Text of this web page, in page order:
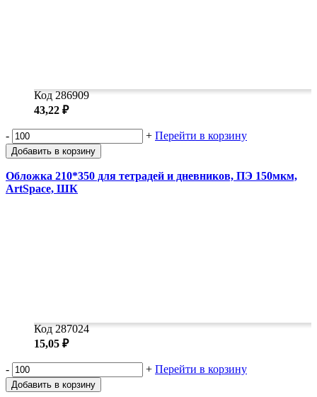
Код 286909
43,22 ₽
- + Перейти в корзину
Добавить в корзину
Обложка 210*350 для тетрадей и дневников, ПЭ 150мкм,
ArtSpace, ШК
Код 287024
15,05 ₽
- + Перейти в корзину
Добавить в корзину